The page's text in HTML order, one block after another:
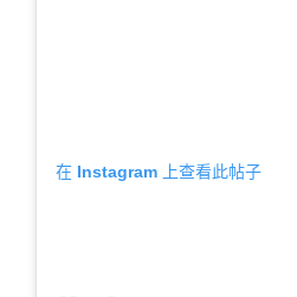
在 Instagram 上查看此帖子